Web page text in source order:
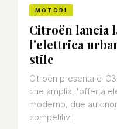
MOTORI
Citroën lancia
l'elettrica
stile
Citroën presenta ë-
che amplia l'offerta
moderno, due
competitivi.